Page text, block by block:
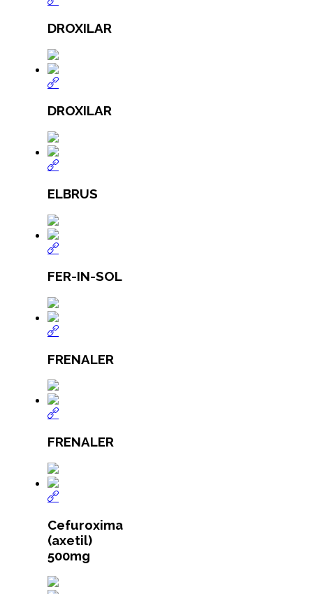
DROXILAR
DROXILAR
ELBRUS
FER-IN-SOL
FRENALER
FRENALER
Cefuroxima
(axetil)
500mg